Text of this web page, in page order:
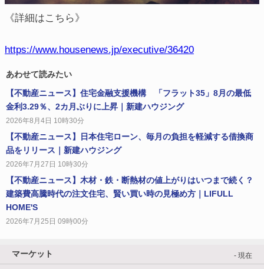
《詳細はこちら》
https://www.housenews.jp/executive/36420
あわせて読みたい
【不動産ニュース】住宅金融支援機構 「フラット35」8月の最低
金利3.29％、2カ月ぶりに上昇｜新建ハウジング
2026年8月4日 10時30分
【不動産ニュース】日本住宅ローン、毎月の負担を軽減する借換商
品をリリース｜新建ハウジング
2026年7月27日 10時30分
【不動産ニュース】木材・鉄・断熱材の値上がりはいつまで続く？
建築費高騰時代の注文住宅、賢い買い時の見極め方｜LIFULL
HOME'S
2026年7月25日 09時00分
マーケット - 現在